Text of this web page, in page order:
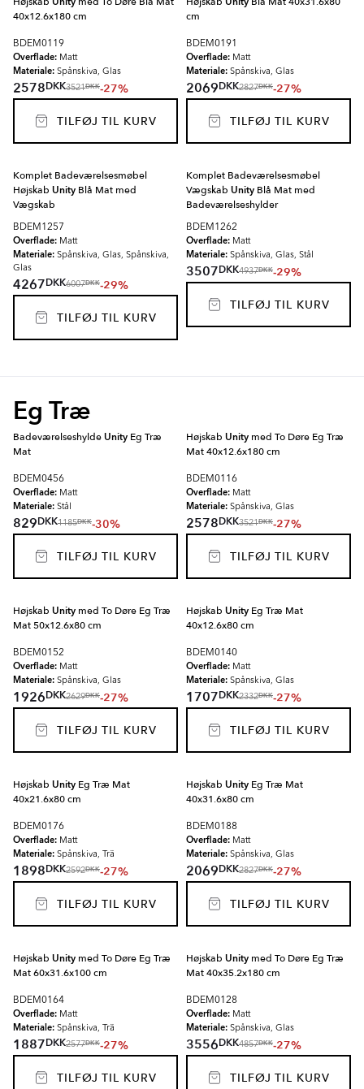
40x12.6x180 cm
BDEM0119
Overflade: Matt
Materiale: Spånskiva, Glas
2578DKK3521DKK-27%
TILFØJ TIL KURV
cm
BDEM0191
Overflade: Matt
Materiale: Spånskiva, Glas
2069DKK2827DKK-27%
TILFØJ TIL KURV
Komplet Badeværelsesmøbel
Højskab Unity Blå Mat med
Vægskab
BDEM1257
Overflade: Matt
Materiale: Spånskiva, Glas, Spånskiva,
Glas
4267DKK6007DKK-29%
TILFØJ TIL KURV
Komplet Badeværelsesmøbel
Vægskab Unity Blå Mat med
Badeværelseshylder
BDEM1262
Overflade: Matt
Materiale: Spånskiva, Glas, Stål
3507DKK4937DKK-29%
TILFØJ TIL KURV
Eg Træ
BadeværelseshyldeUnity Eg Træ
Mat
BDEM0456
Overflade: Matt
Materiale: Stål
829DKK1185DKK-30%
TILFØJ TIL KURV
Højskab Unity med To Døre Eg Træ
Mat 40x12.6x180 cm
BDEM0116
Overflade: Matt
Materiale: Spånskiva, Glas
2578DKK3521DKK-27%
TILFØJ TIL KURV
Højskab Unity med To Døre Eg Træ
Mat 50x12.6x80 cm
BDEM0152
Overflade: Matt
Materiale: Spånskiva, Glas
1926DKK2629DKK-27%
TILFØJ TIL KURV
Højskab Unity Eg Træ Mat
40x12.6x80 cm
BDEM0140
Overflade: Matt
Materiale: Spånskiva, Glas
1707DKK2332DKK-27%
TILFØJ TIL KURV
Højskab Unity Eg Træ Mat
40x21.6x80 cm
BDEM0176
Overflade: Matt
Materiale: Spånskiva, Trä
1898DKK2592DKK-27%
TILFØJ TIL KURV
Højskab Unity Eg Træ Mat
40x31.6x80 cm
BDEM0188
Overflade: Matt
Materiale: Spånskiva, Glas
2069DKK2827DKK-27%
TILFØJ TIL KURV
Højskab Unity med To Døre Eg Træ
Mat 60x31.6x100 cm
BDEM0164
Overflade: Matt
Materiale: Spånskiva, Trä
1887DKK2577DKK-27%
TILFØJ TIL KURV
Højskab Unity med To Døre Eg Træ
Mat 40x35.2x180 cm
BDEM0128
Overflade: Matt
Materiale: Spånskiva, Glas
3556DKK4857DKK-27%
TILFØJ TIL KURV